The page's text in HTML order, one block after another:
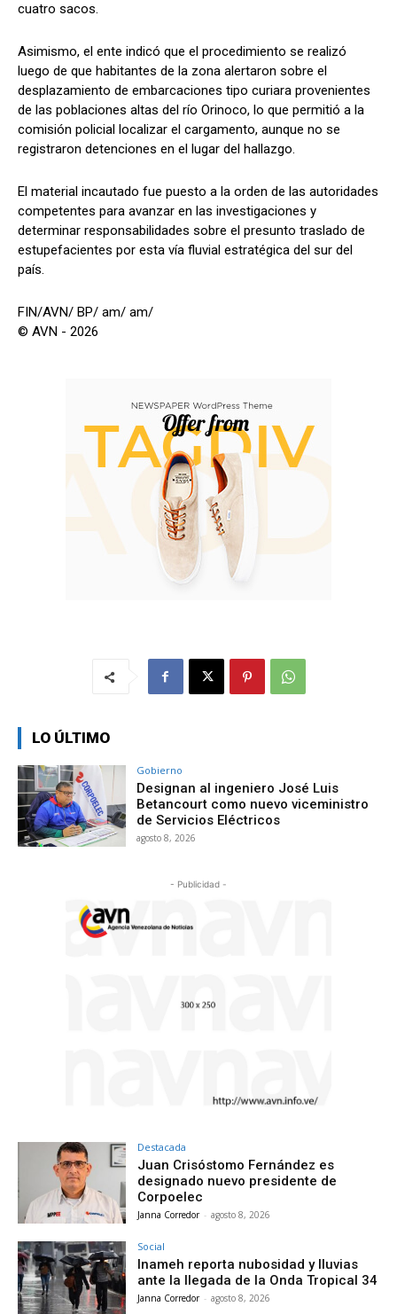
cuatro sacos.
Asimismo, el ente indicó que el procedimiento se realizó
luego de que habitantes de la zona alertaron sobre el
desplazamiento de embarcaciones tipo curiara provenientes
de las poblaciones altas del río Orinoco, lo que permitió a la
comisión policial localizar el cargamento, aunque no se
registraron detenciones en el lugar del hallazgo.
El material incautado fue puesto a la orden de las autoridades
competentes para avanzar en las investigaciones y
determinar responsabilidades sobre el presunto traslado de
estupefacientes por esta vía fluvial estratégica del sur del
país.
FIN/AVN/ BP/ am/ am/
© AVN - 2026
LO ÚLTIMO
Gobierno
Designan al ingeniero José Luis
Betancourt como nuevo viceministro
de Servicios Eléctricos
agosto 8, 2026
- Publicidad -
Destacada
Juan Crisóstomo Fernández es
designado nuevo presidente de
Corpoelec
Janna Corredor - agosto 8, 2026
Social
Inameh reporta nubosidad y lluvias
ante la llegada de la Onda Tropical 34
Janna Corredor - agosto 8, 2026